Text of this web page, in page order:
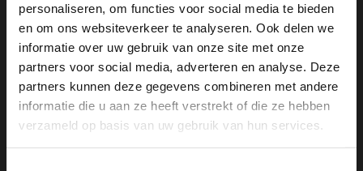
personaliseren, om functies voor social media te bieden
en om ons websiteverkeer te analyseren. Ook delen we
informatie over uw gebruik van onze site met onze
partners voor social media, adverteren en analyse. Deze
partners kunnen deze gegevens combineren met andere
informatie die u aan ze heeft verstrekt of die ze hebben
verzameld op basis van uw gebruik van hun services.
Zijlijnstraat 24
1433 DC
+31 6 42 52 32 80
+31 6 42 52 32 80